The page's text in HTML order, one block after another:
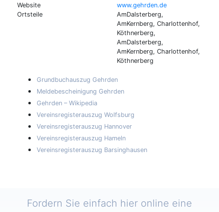
Website
www.gehrden.de
Ortsteile
AmDalsterberg,
AmKernberg, Charlottenhof,
Köthnerberg,
AmDalsterberg,
AmKernberg, Charlottenhof,
Köthnerberg
Grundbuchauszug Gehrden
Meldebescheinigung Gehrden
Gehrden – Wikipedia
Vereinsregisterauszug Wolfsburg
Vereinsregisterauszug Hannover
Vereinsregisterauszug Hameln
Vereinsregisterauszug Barsinghausen
Fordern Sie einfach hier online eine